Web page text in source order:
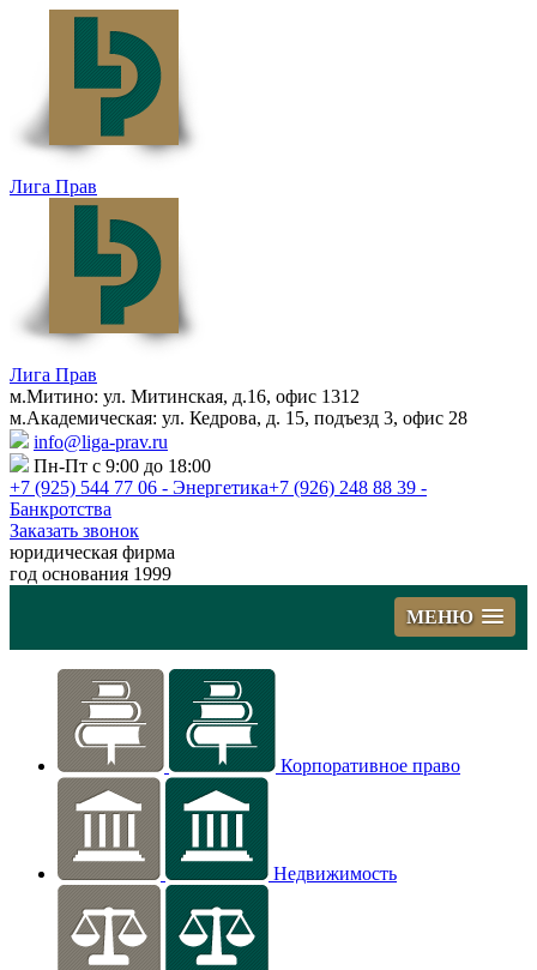
Лига Прав
Лига Прав
м.Митино: ул. Митинская, д.16, офис 1312
м.Академическая: ул. Кедрова, д. 15, подъезд 3, офис 28
info@liga-prav.ru
Пн-Пт с 9:00 до 18:00
+7 (925) 544 77 06 - Энергетика+7 (926) 248 88 39 -
Банкротства
Заказать звонок
юридическая фирма
год основания 1999
МЕНЮ
Корпоративное право
Недвижимость